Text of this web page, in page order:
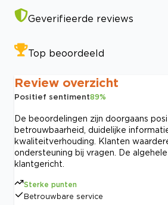
Geverifieerde reviews
Top beoordeeld
Review overzicht
Positief sentiment89%
De beoordelingen zijn doorgaans
betrouwbaarheid, duidelijke
kwaliteitverhouding. Klanten
ondersteuning bij vragen. De
klantgericht.
Sterke punten
Betrouwbare service